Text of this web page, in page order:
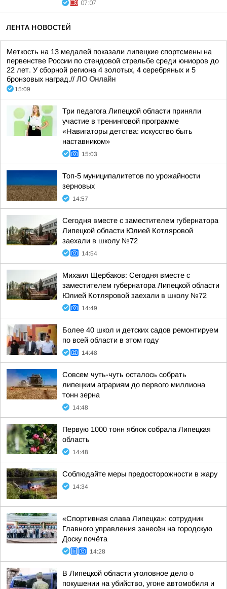
07:07
ЛЕНТА НОВОСТЕЙ
Меткость на 13 медалей показали липецкие спортсмены на
первенстве России по стендовой стрельбе среди юниоров до
22 лет. У сборной региона 4 золотых, 4 серебряных и 5
бронзовых наград.// ЛО Онлайн
15:09
Три педагога Липецкой области приняли
участие в тренинговой программе
«Навигаторы детства: искусство быть
наставником»
15:03
Топ-5 муниципалитетов по урожайности
зерновых
14:57
Сегодня вместе с заместителем губернатора
Липецкой области Юлией Котляровой
заехали в школу №72
14:54
Михаил Щербаков: Сегодня вместе с
заместителем губернатора Липецкой области
Юлией Котляровой заехали в школу №72
14:49
Более 40 школ и детских садов ремонтируем
по всей области в этом году
14:48
Совсем чуть-чуть осталось собрать
липецким аграриям до первого миллиона
тонн зерна
14:48
Первую 1000 тонн яблок собрала Липецкая
область
14:48
Соблюдайте меры предосторожности в жару
14:34
«Спортивная слава Липецка»: сотрудник
Главного управления занесён на городскую
Доску почёта
14:28
В Липецкой области уголовное дело о
покушении на убийство, угоне автомобиля и